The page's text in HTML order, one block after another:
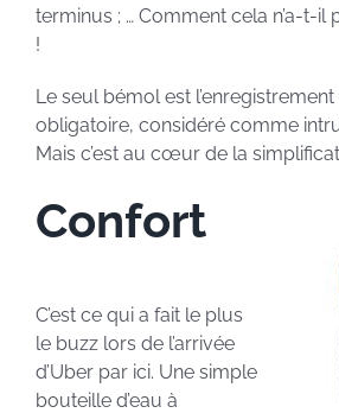
terminus ; … Comment cela n’a-t-il
!
Le seul bémol est
obligatoire, considéré comme
Mais c’est au cœur de la
Confort
C’est ce qui a fait le plus
le buzz lors de l’arrivée
d’Uber par ici. Une simple
bouteille d’eau à